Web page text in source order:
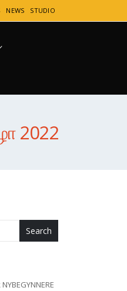
NEWS STUDIO
2022
Search